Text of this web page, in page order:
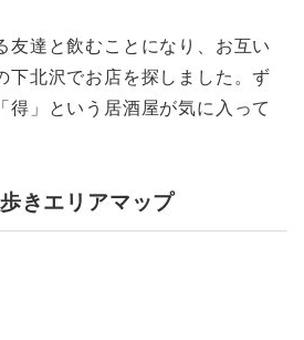
友達と飲むことになり、お互い
下北沢でお店を探しました。ず
得」という居酒屋が気に入って
きエリアマップ